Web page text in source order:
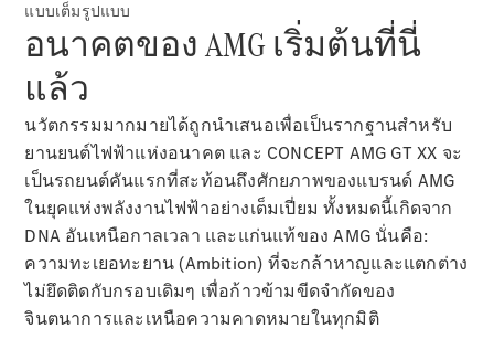
รถยนต์ไฟฟ้ารุ่นต่างๆ
รถยนต์ปลั๊กอินไฮบริดรุ่นต่างๆ
ซาลูน
All Saloons
CLA
Saloon
ไฟฟ้า 100%
แบบเต็มรูปแบบ
อนาคตของ AMG เริ่มต้นที่นี่
แล้ว
นวัตกรรมมากมายได้ถูกนำเสนอเพื่อเป็นรากฐานสำหรับ
ยานยนต์ไฟฟ้าแห่งอนาคต และ CONCEPT AMG GT XX จะ
เป็นรถยนต์คันแรกที่สะท้อนถึงศักยภาพของแบรนด์ AMG
ในยุคแห่งพลังงานไฟฟ้าอย่างเต็มเปี่ยม ทั้งหมดนี้เกิดจาก
DNA อันเหนือกาลเวลา และแก่นแท้ของ AMG นั่นคือ:
ความทะเยอทะยาน (Ambition) ที่จะกล้าหาญและแตกต่าง
ไม่ยึดติดกับกรอบเดิมๆ เพื่อก้าวข้ามขีดจำกัดของ
จินตนาการและเหนือความคาดหมายในทุกมิติ